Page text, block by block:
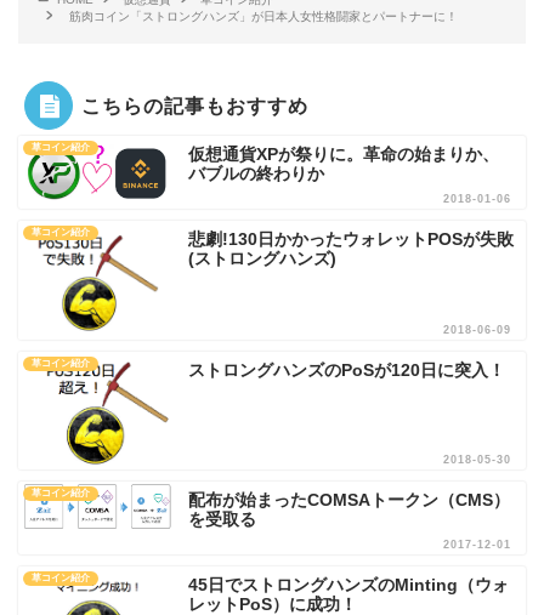
筋肉コイン「ストロングハンズ」が日本人女性格闘家とパートナーに！
こちらの記事もおすすめ
草コイン紹介
仮想通貨XPが祭りに。革命の始まりか、
バブルの終わりか
2018-01-06
草コイン紹介
悲劇!130日かかったウォレットPOSが失敗
(ストロングハンズ)
2018-06-09
草コイン紹介 ストロングハンズのPoSが120日に突入！
2018-05-30
草コイン紹介
配布が始まったCOMSAトークン（CMS）
を受取る
2017-12-01
草コイン紹介
45日でストロングハンズのMinting（ウォ
レットPoS）に成功！